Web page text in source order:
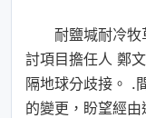
耐鹽堿耐冷牧
討項目擔任人 鄭
隔地球分歧接。 .
的變更，盼望經